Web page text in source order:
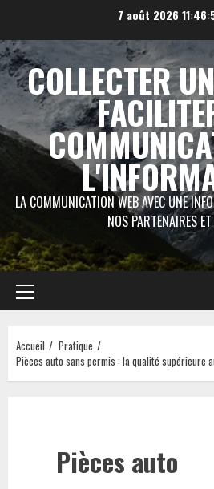
contenu
7 août 2026
COLLECTER
LA COMMUNICATION WEB AVEC UNE
NOS PARTENAIRES
Menu
principal
Accueil
Pratique
Pièces auto sans permis : la qualité supérieure
Pièces auto